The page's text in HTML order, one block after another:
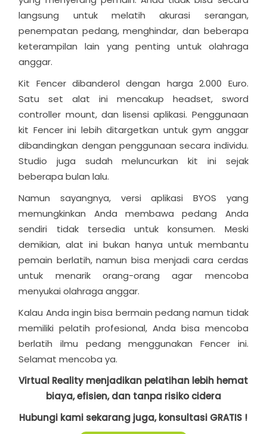
langsung untuk melatih akurasi serangan,
penempatan pedang, menghindar, dan beberapa
keterampilan lain yang penting untuk olahraga
anggar.
Kit Fencer dibanderol dengan harga 2.000 Euro.
Satu set alat ini mencakup headset, sword
controller mount, dan lisensi aplikasi. Penggunaan
kit Fencer ini lebih ditargetkan untuk gym anggar
dibandingkan dengan penggunaan secara individu.
Studio juga sudah meluncurkan kit ini sejak
beberapa bulan lalu.
Namun sayangnya, versi aplikasi BYOS yang
memungkinkan Anda membawa pedang Anda
sendiri tidak tersedia untuk konsumen. Meski
demikian, alat ini bukan hanya untuk membantu
pemain berlatih, namun bisa menjadi cara cerdas
untuk menarik orang-orang agar mencoba
menyukai olahraga anggar.
Kalau Anda ingin bisa bermain pedang namun tidak
memiliki pelatih profesional, Anda bisa mencoba
berlatih ilmu pedang menggunakan Fencer ini.
Selamat mencoba ya.
Virtual Reality menjadikan pelatihan lebih hemat
biaya, efisien, dan tanpa risiko cidera
Hubungi kami sekarang juga, konsultasi GRATIS !